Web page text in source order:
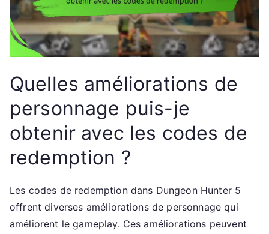
Quelles améliorations de
personnage puis-je
obtenir avec les codes de
redemption ?
Les codes de redemption dans Dungeon Hunter 5
offrent diverses améliorations de personnage qui
améliorent le gameplay. Ces améliorations peuvent